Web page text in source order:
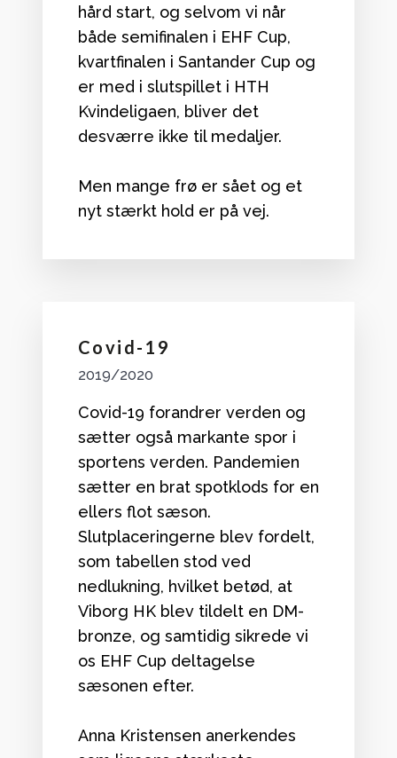
hård start, og selvom vi når
både semifinalen i EHF Cup,
kvartfinalen i Santander Cup og
er med i slutspillet i HTH
Kvindeligaen, bliver det
desværre ikke til medaljer.
Men mange frø er sået og et
nyt stærkt hold er på vej.
Covid-19
2019/2020
Covid-19 forandrer verden og
sætter også markante spor i
sportens verden. Pandemien
sætter en brat spotklods for en
ellers flot sæson.
Slutplaceringerne blev fordelt,
som tabellen stod ved
nedlukning, hvilket betød, at
Viborg HK blev tildelt en DM-
bronze, og samtidig sikrede vi
os EHF Cup deltagelse
sæsonen efter.
Anna Kristensen anerkendes